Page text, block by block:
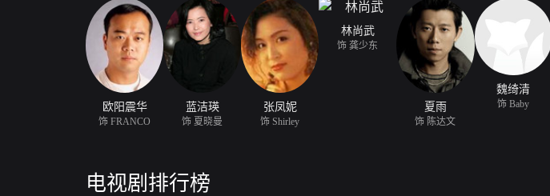
欧阳震华
饰 FRANCO
蓝洁瑛
饰 夏晓曼
张凤妮
饰 Shirley
林尚武
饰 龚少东
夏雨
饰 陈达文
魏绮清
饰 Baby
电视剧排行榜